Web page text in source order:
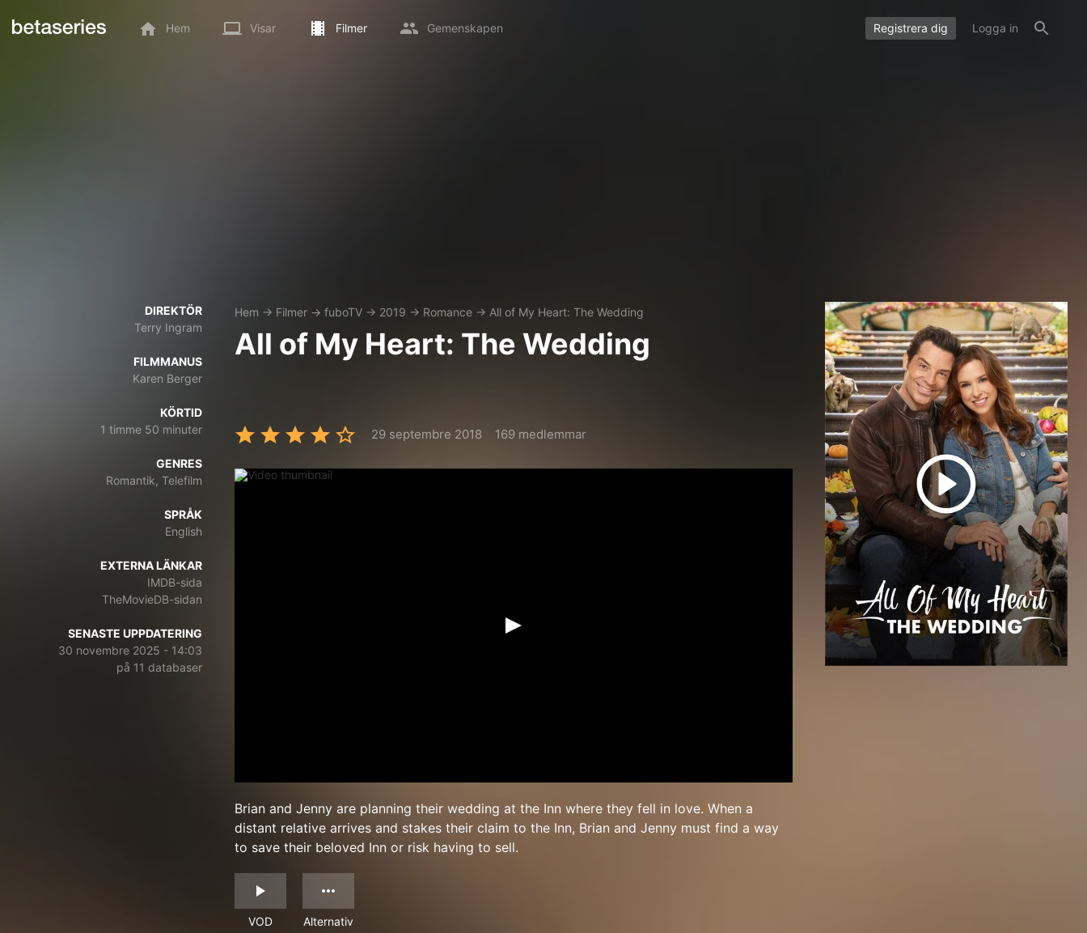
Hem Visar Filmer Gemenskapen Registrera dig Logga in
DIREKTÖR
Terry Ingram
FILMMANUS
Karen Berger
KÖRTID
1 timme 50 minuter
GENRES
Romantik, Telefilm
SPRÅK
English
EXTERNA LÄNKAR
IMDB-sida
TheMovieDB-sidan
SENASTE UPPDATERING
30 novembre 2025 - 14:03
på 11 databaser
Hem → Filmer → fuboTV → 2019 → Romance → All of My Heart: The Wedding
All of My Heart: The Wedding
29 septembre 2018 169 medlemmar
Brian and Jenny are planning their wedding at the Inn where they fell in love. When a
distant relative arrives and stakes their claim to the Inn, Brian and Jenny must find a way
to save their beloved Inn or risk having to sell.
VOD Alternativ